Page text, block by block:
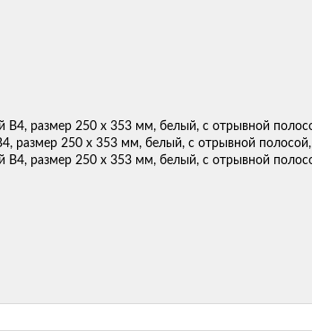
размер 250 х 353 мм, белый, с отрывной